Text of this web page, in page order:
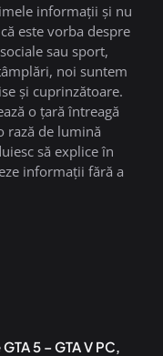
informații și nu
este vorba despre
sau sport,
noi suntem
și cuprinzătoare.
o țară întreagă
rază de lumină
să explice în
informații fără a
5 – GTA V PC,